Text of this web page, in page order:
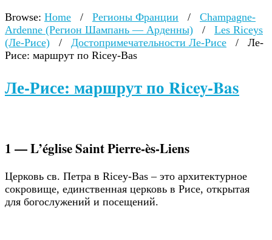
Browse: Home / Регионы Франции /
Champagne-
Ardenne (Регион Шампань — Арденны)
/
Les Riceys
(Ле-Рисе)
/ Достопримечательности Ле-Рисе /
Ле-
Рисе: маршрут по Ricey-Bas
Ле-Рисе: маршрут по Ricey-Bas
1 — L’église Saint Pierre-ès-Liens
Церковь св. Петра в Ricey-Bas – это архитектурное
сокровище, единственная церковь в Рисе, открытая
для богослужений и посещений.